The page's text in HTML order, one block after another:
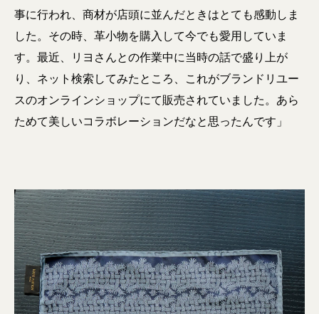
事に行われ、商材が店頭に並んだときはとても感動しま
した。その時、革小物を購入して今でも愛用していま
す。最近、リヨさんとの作業中に当時の話で盛り上が
り、ネット検索してみたところ、これがブランドリユー
スのオンラインショップにて販売されていました。あら
ためて美しいコラボレーションだなと思ったんです」